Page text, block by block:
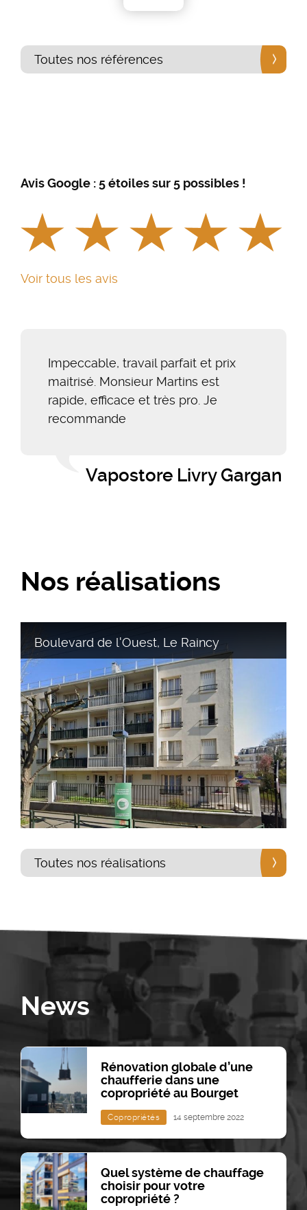
Toutes nos références
Avis Google : 5 étoiles sur 5 possibles !
Voir tous les avis
Impeccable, travail parfait et prix
maitrisé. Monsieur Martins est
rapide, efficace et très pro. Je
recommande
Vapostore Livry Gargan
Nos réalisations
Boulevard de l'Ouest, Le Raincy
Toutes nos réalisations
News
Rénovation globale d’une
chaufferie dans une
copropriété au Bourget
Copropriétés 14 septembre 2022
Quel système de chauffage
choisir pour votre
copropriété ?